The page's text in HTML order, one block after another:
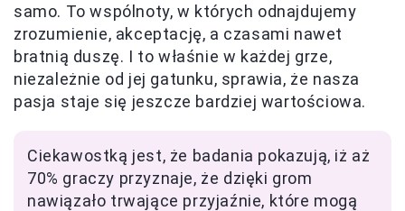
samo. To wspólnoty, w których odnajdujemy
zrozumienie, akceptację, a czasami nawet
bratnią duszę. I to właśnie w każdej grze,
niezależnie od jej gatunku, sprawia, że nasza
pasja staje się jeszcze bardziej wartościowa.
Ciekawostką jest, że badania pokazują, iż aż
70% graczy przyznaje, że dzięki grom
nawiązało trwające przyjaźnie, które mogą